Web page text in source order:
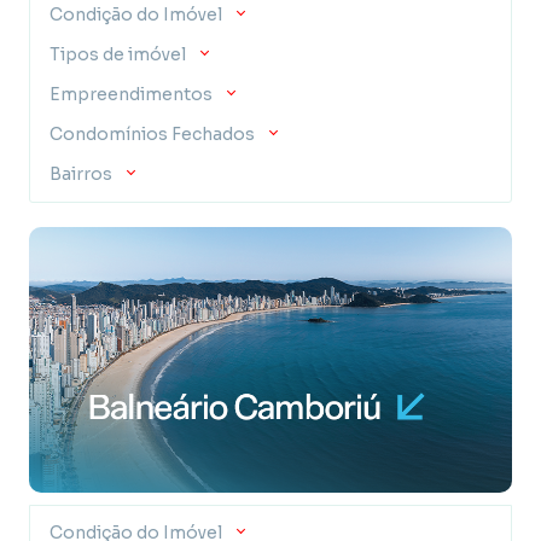
proporciona além de um espaço altamente
confortável para a família e seus visitantes, mas
também garante um patrimônio que tende a se
valorizar ao longo do tempo, proporcionando
Além disso, com a alta demanda por aluguel de
imóveis na região,em bairros comoCentro,Barra
gerar uma renda extra significativa, transformando
sua casa em uma fonte de lucro, tanto para aluguel
fixo como por temporada, com um alto potencial de
lucro, rápido e fácil. Assim, investir em uma casa em
Balneário Camboriú representa uma combinação
perfeita entre segurança financeira, conforto
familiar e potencial de retorno.
A “Dubai Brasileira” como Balneário Camboriú é
conhecida, tem fama por suas praias deslumbrantes,
Condição do Imóvel
Tipos de imóvel
Empreendimentos
Condomínios Fechados
Bairros
Condição do Imóvel